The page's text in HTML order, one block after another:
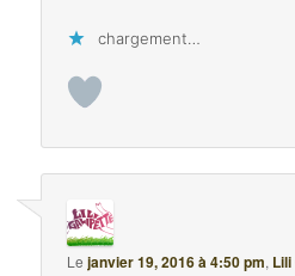
chargement…
Lejanvier 19, 2016 à 4:50 pm,